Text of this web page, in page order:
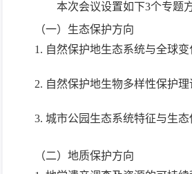
本次会议设置如下3个专题
（一） 生态保护方向
1. 自然保护地生态系统与全球变
2. 自然保护地生物多样性保护理
3. 城市公园生态系统特征与生
（二） 地质保护方向